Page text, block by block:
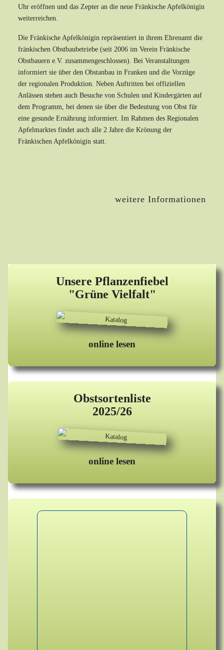
Unsere Pflanzenfiebel
"Grüne Vielfalt"
online lesen
Obstsortenliste
2025/26
online lesen
Uhr eröffnen und das Zepter an die neue Fränkische Apfelkönigin
weiterreichen.
Die Fränkische Apfelkönigin repräsentiert in ihrem Ehrenamt die
fränkischen Obstbaubetriebe (seit 2006 im Verein Fränkische
Obstbauern e.V. zusammengeschlossen). Bei Veranstaltungen
informiert sie über den Obstanbau in Franken und die Vorzüge
der regionalen Produktion. Neben Auftritten bei offiziellen
Anlässen stehen auch Besuche von Schulen und Kindergärten auf
dem Programm, bei denen sie über die Bedeutung von Obst für
eine gesunde Ernährung informiert. Im Rahmen des Regionalen
Apfelmarktes findet auch alle 2 Jahre die Krönung der
Fränkischen Apfelkönigin statt.
weitere Informationen